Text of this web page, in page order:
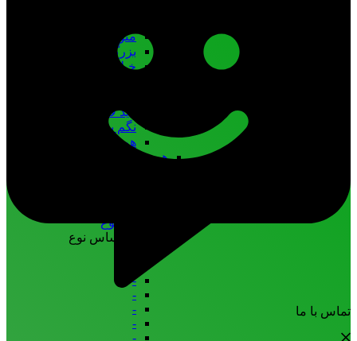
متوسط 40-38
بزرگ 44-42
خیلی بزرگ 48-46
باید لاغر کنی 60-58
نگم برات 64-62
همه بر اساس سایز
همه مایو
بر اساس نوع
بر اساس نوع
-
-
-
-
-
تماس با ما